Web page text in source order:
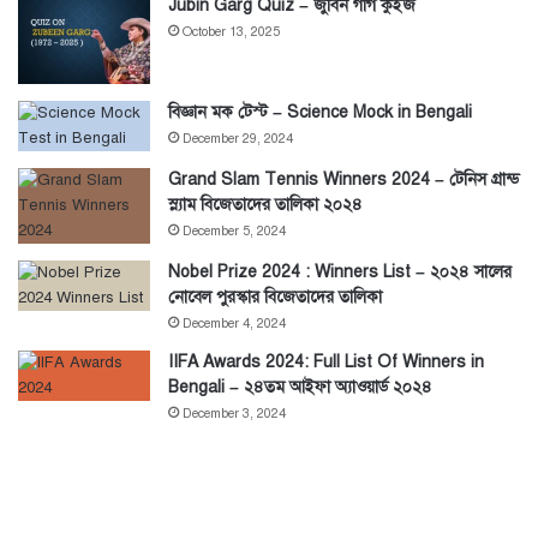
Jubin Garg Quiz – জুবিন গার্গ কুইজ
October 13, 2025
বিজ্ঞান মক টেস্ট – Science Mock in Bengali
December 29, 2024
Grand Slam Tennis Winners 2024 – টেনিস গ্রান্ড
স্ল্যাম বিজেতাদের তালিকা ২০২৪
December 5, 2024
Nobel Prize 2024 : Winners List – ২০২৪ সালের
নোবেল পুরস্কার বিজেতাদের তালিকা
December 4, 2024
IIFA Awards 2024: Full List Of Winners in
Bengali – ২৪তম আইফা অ্যাওয়ার্ড ২০২৪
December 3, 2024